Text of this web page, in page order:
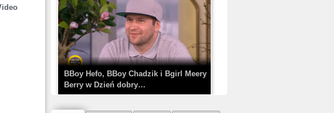
BBoy Hefo, BBoy Chadzik i Bgirl Meery
Berry w Dzień dobry…